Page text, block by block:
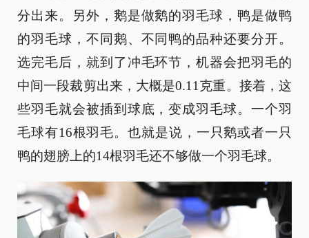
分出来。另外，鹅是做鹅的羽毛球，鸭是做鸭
的羽毛球，不同鹅、不同鸭的品种还要分开。
选完毛后，就到了冲毛环节，机器会把羽毛的
中间一段裁剪出来，大概是0.11克重。接着，这
些羽毛就会被插到球底，变成羽毛球。一个羽
毛球有16根羽毛。也就是说，一只鹅或者一只
鸭的翅膀上的14根羽毛还不够做一个羽毛球。